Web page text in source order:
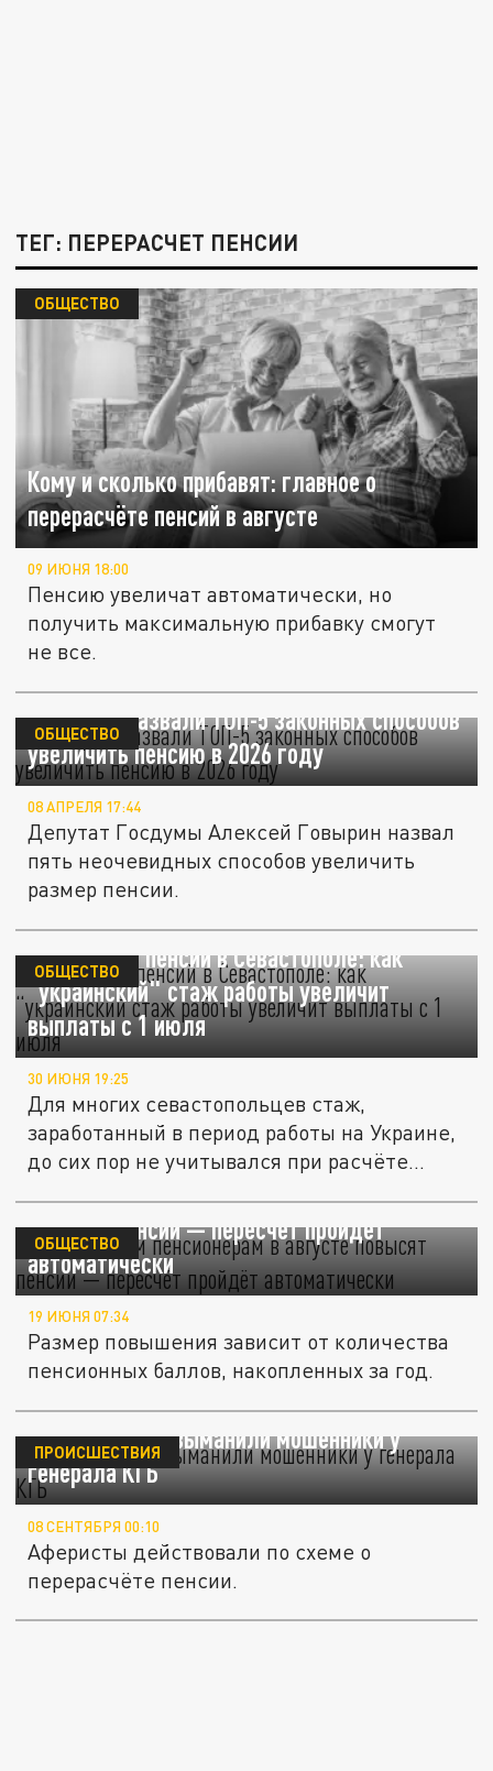
ТЕГ: ПЕРЕРАСЧЕТ ПЕНСИИ
Кому и сколько прибавят: главное о
перерасчёте пенсий в августе
ОБЩЕСТВО
09 ИЮНЯ 18:00
Пенсию увеличат автоматически, но
получить максимальную прибавку смогут
не все.
Эксперты назвали ТОП-5 законных способов
увеличить пенсию в 2026 году
ОБЩЕСТВО
08 АПРЕЛЯ 17:44
Депутат Госдумы Алексей Говырин назвал
пять неочевидных способов увеличить
размер пенсии.
Перерасчёт пенсий в Севастополе: как
“украинский" стаж работы увеличит
выплаты с 1 июля
ОБЩЕСТВО
30 ИЮНЯ 19:25
Для многих севастопольцев стаж,
заработанный в период работы на Украине,
до сих пор не учитывался при расчёте...
Работающим пенсионерам в августе
повысят пенсии — пересчёт пройдёт
автоматически
ОБЩЕСТВО
19 ИЮНЯ 07:34
Размер повышения зависит от количества
пенсионных баллов, накопленных за год.
60 млн рублей выманили мошенники у
генерала КГБ
ПРОИСШЕСТВИЯ
08 СЕНТЯБРЯ 00:10
Аферисты действовали по схеме о
перерасчёте пенсии.